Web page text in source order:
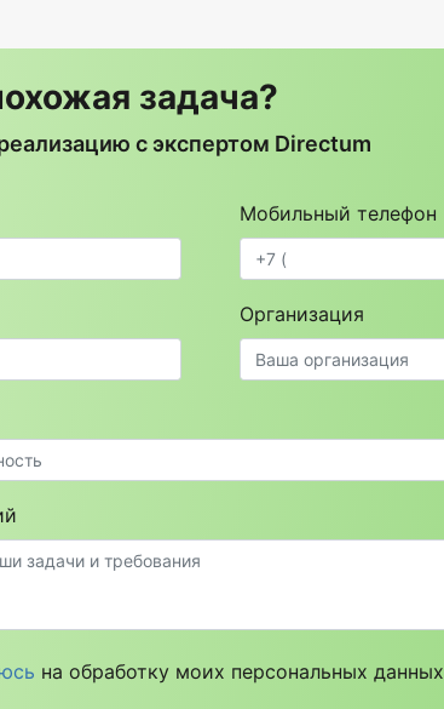
задача?
с экспертом Directum
Мобильный телефон
Организация
на обработку моих персональных данных